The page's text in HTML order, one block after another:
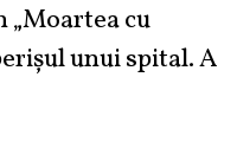
„Moartea cu
unui spital. A